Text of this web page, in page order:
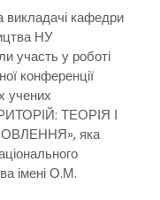
НУ
участь у роботі
конференції
учених
ТЕОРІЯ І
яка
імені О.М.